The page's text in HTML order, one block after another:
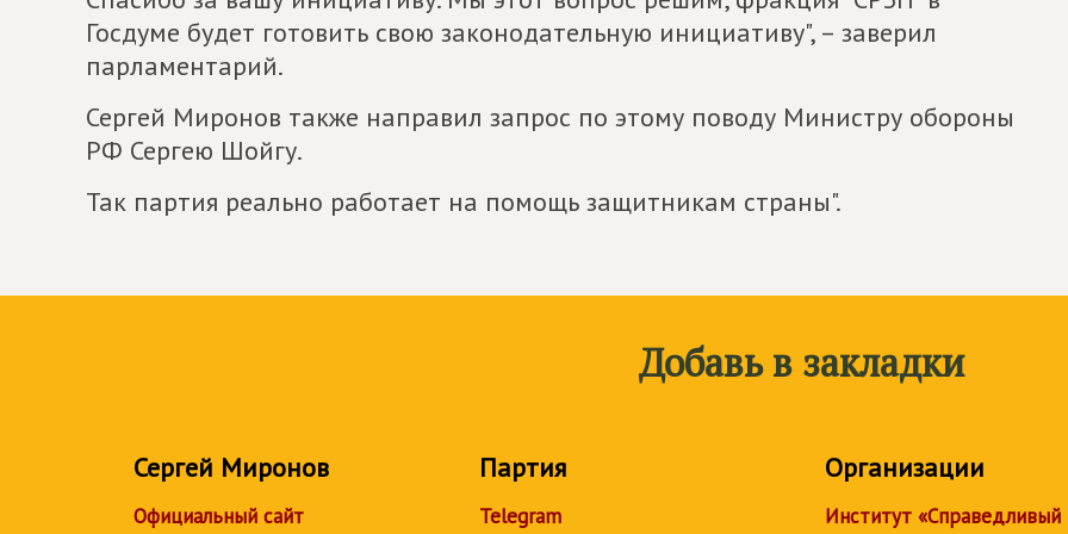
Госдуме будет готовить свою законодательную инициативу", – заверил
парламентарий.
Сергей Миронов также направил запрос по этому поводу Министру обороны
РФ Сергею Шойгу.
Так партия реально работает на помощь защитникам страны".
Добавь в закладки
Сергей Миронов
Официальный сайт
Партия
Telegram
Организации
Институт «Справедливый